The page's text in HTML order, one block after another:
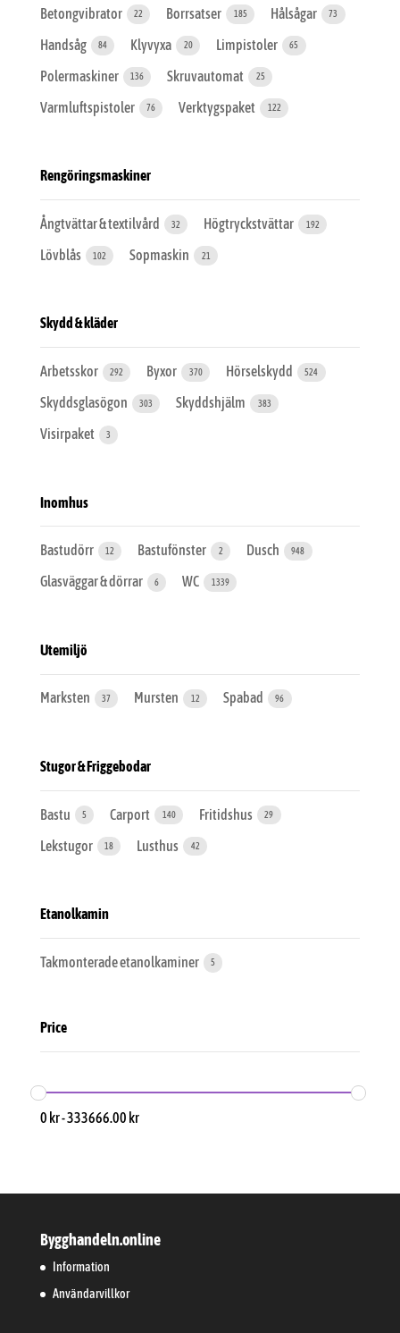
Betongvibrator 22 Borrsatser 185 Hålsågar 73
Handsåg 84 Klyvyxa 20 Limpistoler 65
Polermaskiner 136 Skruvautomat 25
Varmluftspistoler 76 Verktygspaket 122
Rengöringsmaskiner
Ångtvättar & textilvård 32 Högtryckstvättar 192
Lövblås 102 Sopmaskin 21
Skydd & kläder
Arbetsskor 292 Byxor 370 Hörselskydd 524
Skyddsglasögon 303 Skyddshjälm 383
Visirpaket 3
Inomhus
Bastudörr 12 Bastufönster 2 Dusch 948
Glasväggar & dörrar 6 WC 1339
Utemiljö
Marksten 37 Mursten 12 Spabad 96
Stugor & Friggebodar
Bastu 5 Carport 140 Fritidshus 29
Lekstugor 18 Lusthus 42
Etanolkamin
Takmonterade etanolkaminer 5
Price
0 kr-333666.00 kr
Bygghandeln.online
Information
Användarvillkor